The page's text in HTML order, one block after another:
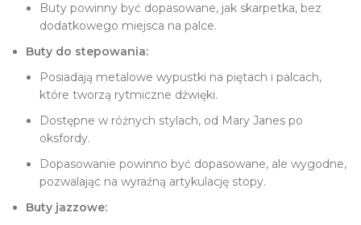
Buty powinny być dopasowane, jak skarpetka, bez
dodatkowego miejsca na palce.
Buty do stepowania:
Posiadają metalowe wypustki na piętach i palcach,
które tworzą rytmiczne dźwięki.
Dostępne w różnych stylach, od Mary Janes po
oksfordy.
Dopasowanie powinno być dopasowane, ale wygodne,
pozwalając na wyraźną artykulację stopy.
Buty jazzowe: